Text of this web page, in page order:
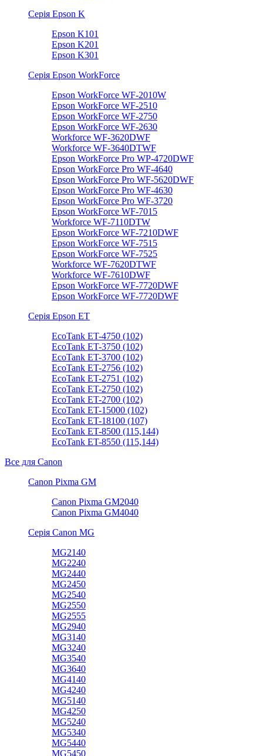
Серія Epson K
Epson K101
Epson K201
Epson K301
Серія Epson WorkForce
Epson WorkForce WF-2010W
Epson WorkForce WF-2510
Epson WorkForce WF-2750
Epson WorkForce WF-2630
Workforce WF-3620DWF
Workforce WF-3640DTWF
Epson WorkForce Pro WP-4720DWF
Epson WorkForce Pro WF-4640
Epson WorkForce Pro WF-5620DWF
Epson WorkForce Pro WF-4630
Epson WorkForce Pro WF-3720
Epson WorkForce WF-7015
Workforce WF-7110DTW
Epson WorkForce WF-7210DWF
Epson WorkForce WF-7515
Epson WorkForce WF-7525
Workforce WF-7620DTWF
Workforce WF-7610DWF
Epson WorkForce WF-7720DWF
Epson WorkForce WF-7720DWF
Серія Epson ET
EcoTank ET-4750 (102)
EcoTank ET-3750 (102)
EcoTank ET-3700 (102)
EcoTank ET-2756 (102)
EcoTank ET-2751 (102)
EcoTank ET-2750 (102)
EcoTank ET-2700 (102)
EcoTank ET-15000 (102)
EcoTank ET-18100 (107)
EcoTank ET-8500 (115,144)
EcoTank ET-8550 (115,144)
Все для Canon
Canon Pixma GM
Canon Pixma GM2040
Canon Pixma GM4040
Серія Canon MG
MG2140
MG2240
MG2440
MG2450
MG2540
MG2550
MG2555
MG2940
MG3140
MG3240
MG3540
MG3640
MG4140
MG4240
MG5140
MG4250
MG5240
MG5340
MG5440
MG5450